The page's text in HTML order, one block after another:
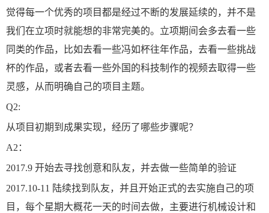
觉得每一个优秀的项目都是经过不断的发展延续的，并不是
我们在立项时就能想的非常完美的。立项期间会多去看一些
同类的作品，比如去看一些冯如杯往年作品，去看一些挑战
杯的作品，或者去看一些外国的科技制作的视频去取得一些
灵感，从而明确自己的项目主题。
Q2:
从项目初期到成果实现，经历了哪些步骤呢？
A2：
2017.9 开始去寻找创意和队友，并去做一些简单的验证
2017.10-11 陆续找到队友，并且开始正式的去实施自己的项
目，每个星期大概花一天的时间去做，主要进行机械设计和